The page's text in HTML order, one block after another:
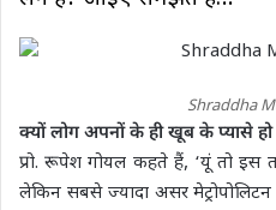
Shraddha
क्यों लोग अपनों के ही खूब के प्यासे हो
प्रो. रूपेश गोयल कहते हैं, ‘यूं तो इस
लेकिन सबसे ज्यादा असर